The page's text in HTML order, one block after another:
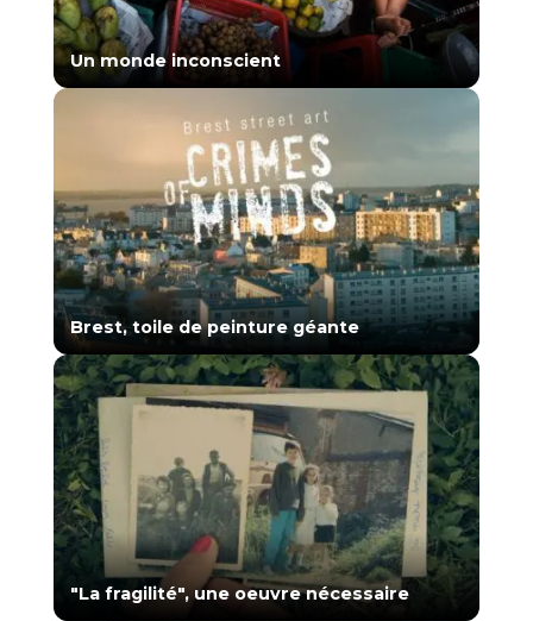
Un monde inconscient
Brest, toile de peinture géante
"La fragilité", une oeuvre nécessaire